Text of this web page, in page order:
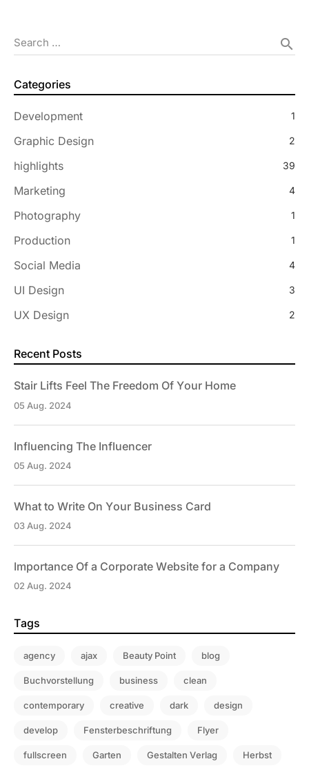
Search … search
Categories
Development 1
Graphic Design 2
highlights 39
Marketing 4
Photography 1
Production 1
Social Media 4
UI Design 3
UX Design 2
Recent Posts
Stair Lifts Feel The Freedom Of Your Home
05 Aug. 2024
Influencing The Influencer
05 Aug. 2024
What to Write On Your Business Card
03 Aug. 2024
Importance Of a Corporate Website for a Company
02 Aug. 2024
Tags
agency ajax Beauty Point blog
Buchvorstellung business clean
contemporary creative dark design
develop Fensterbeschriftung Flyer
fullscreen Garten Gestalten Verlag Herbst